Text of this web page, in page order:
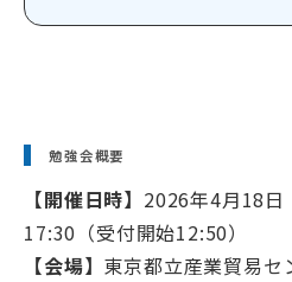
勉強会概要
【開催日時】 2026年4月18日
17:30（受付開始12:50）
【会場】 東京都立産業貿易セ